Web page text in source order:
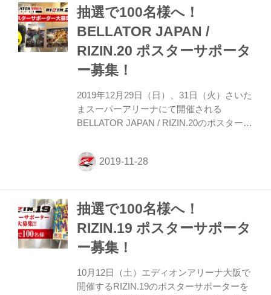
て頂きます。抽選で100名様にポスターを
方はお申込みいただけません。予めご了承
ください。 ・離島にお住いの方で、着払い
での発送が出来ない地域の場合、発送が出
来ません。 ・ポスターサイズはB2とB3サ
イズ 各1枚ずつの...
抽選で100名様へ！
BELLATOR JAPAN /
RIZIN.20 ポスターサポータ
ー募集！
2019年12月29日（日）、31日（火）さいた
まスーパーアリーナにて開催される
BELLATOR JAPAN / RIZIN.20のポスターサ
場、飲食店やその他の店舗・企業で
BELLATOR JAPAN / RIZIN.20のポスター掲
ォームよりご応募をお願い致します。 お申
込みは12月9日（月）10:00を締切とさせて
頂きます。抽選で100名様にポスターを発
送させて頂きます。 注意事項 ・個人の方
ださい。 ・離島にお住いの方で、着払い...
抽選で100名様へ！
RIZIN.19 ポスターサポータ
ー募集！
10月12日（土）エディオンアリーナ大阪で
開催するRIZIN.19のポスターサポーターを